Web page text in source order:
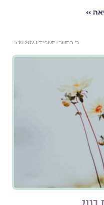
››
כ׳ בתשרי תשפ״ד 5.10.2023